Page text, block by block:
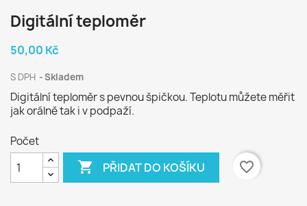
Digitální teploměr
50,00 Kč
S DPH Skladem
Digitální teploměr s pevnou špičkou. Teplotu můžete měřit
jak orálně tak i v podpaží.
Počet
 PŘIDAT DO KOŠÍKU favorite_border